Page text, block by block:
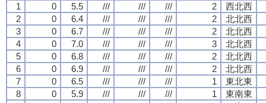
1
0 5.5 /// /// /// 2
西北西
2
0 6.4 /// /// /// 2
北北西
3
0 6.7 /// /// /// 2
北北西
4
0 7.0 /// /// /// 3
北北西
5
0 6.8 /// /// /// 2
北北西
6
0 6.9 /// /// /// 2
北北西
7
0 6.5 /// /// /// 1
東北東
8
0 5.9 /// /// /// 1
東南東
1
0 5.5 /// /// /// 2
西北西
2
0 6.4 /// /// /// 2
北北西
3
0 6.7 /// /// /// 2
北北西
4
0 7.0 /// /// /// 3
北北西
5
0 6.8 /// /// /// 2
北北西
6
0 6.9 /// /// /// 2
北北西
7
0 6.5 /// /// /// 1
東北東
8
0 5.9 /// /// /// 1
東南東
1
0 5.5 /// /// /// 2
西北西
2
0 6.4 /// /// /// 2
北北西
3
0 6.7 /// /// /// 2
北北西
4
0 7.0 /// /// /// 3
北北西
5
0 6.8 /// /// /// 2
北北西
6
0 6.9 /// /// /// 2
北北西
7
0 6.5 /// /// /// 1
東北東
8
0 5.9 /// /// /// 1
東南東
1
0 5.5 /// /// /// 2
西北西
2
0 6.4 /// /// /// 2
北北西
3
0 6.7 /// /// /// 2
北北西
4
0 7.0 /// /// /// 3
北北西
5
0 6.8 /// /// /// 2
北北西
6
0 6.9 /// /// /// 2
北北西
7
0 6.5 /// /// /// 1
東北東
8
0 5.9 /// /// /// 1
東南東